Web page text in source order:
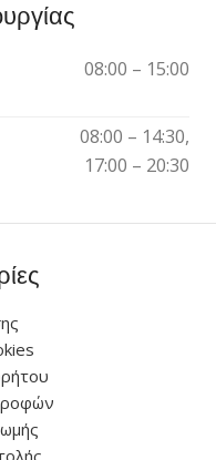
08:00 – 15:00
08:00 – 14:30,
17:00 – 20:30